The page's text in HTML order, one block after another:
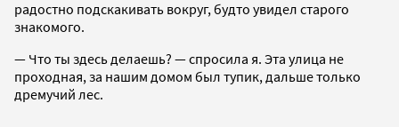
радостно подскакивать вокруг, будто увидел старого
знакомого.
— Что ты здесь делаешь? — спросила я. Эта улица не
проходная, за нашим домом был тупик, дальше только
дремучий лес.